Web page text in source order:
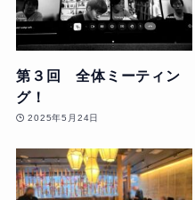
第３回 全体ミーティン
グ！
2025年5月24日